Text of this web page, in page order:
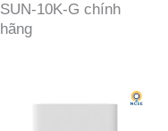
SUN-10K-G chính
hãng